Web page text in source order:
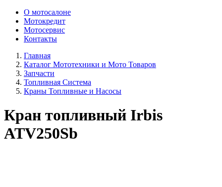
О мотосалоне
Мотокредит
Мотосервис
Контакты
Главная
Каталог Мототехники и Мото Товаров
Запчасти
Топливная Система
Краны Топливные и Насосы
Кран топливный Irbis
ATV250Sb